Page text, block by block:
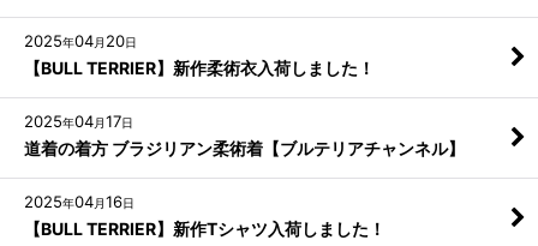
2025年04月 20日
【BULL TERRIER】新作柔術衣入荷しました！
2025年04月17日
道着の着方 ブラジリアン柔術着【ブルテリアチャンネル】
2025年04月16日
【BULL TERRIER】新作Tシャツ入荷しました！